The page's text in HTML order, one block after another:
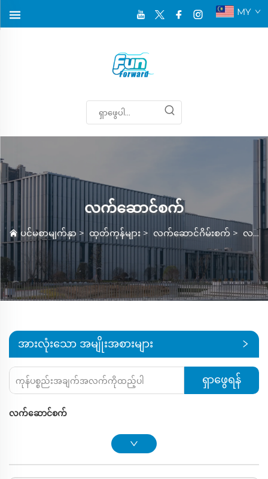
MY
လက်ဆောင်စက်
ပင်မစာမျက်နှာ > ထုတ်ကုန်များ > လက်ဆောင်ဂိမ်းစက် > လက်ဆောင်စက်
အားလုံးသော အမျိုးအစားများ
ရှာဖွေရန်
လက်ဆောင်စက်